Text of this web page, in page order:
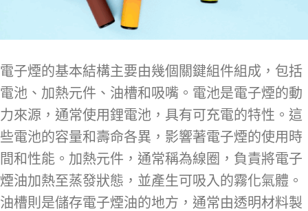
電子煙的基本結構主要由幾個關鍵組件組成，包括
電池、加熱元件、油槽和吸嘴。電池是電子煙的動
力來源，通常使用鋰電池，具有可充電的特性。這
些電池的容量和壽命各異，影響著電子煙的使用時
間和性能。加熱元件，通常稱為線圈，負責將電子
煙油加熱至蒸發狀態，並產生可吸入的霧化氣體。
油槽則是儲存電子煙油的地方，通常由透明材料製